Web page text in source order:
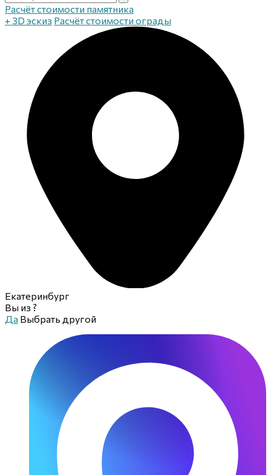
Расчёт стоимости памятника
+ 3D эскиз Расчёт стоимости ограды
Екатеринбург
Вы из ?
Да Выбрать другой